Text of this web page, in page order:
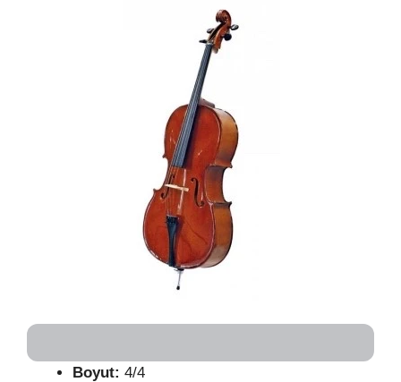
Boyut: 4/4